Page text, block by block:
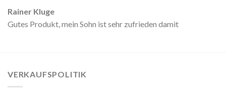
Rainer Kluge
Gutes Produkt, mein Sohn ist sehr zufrieden damit
VERKAUFSPOLITIK